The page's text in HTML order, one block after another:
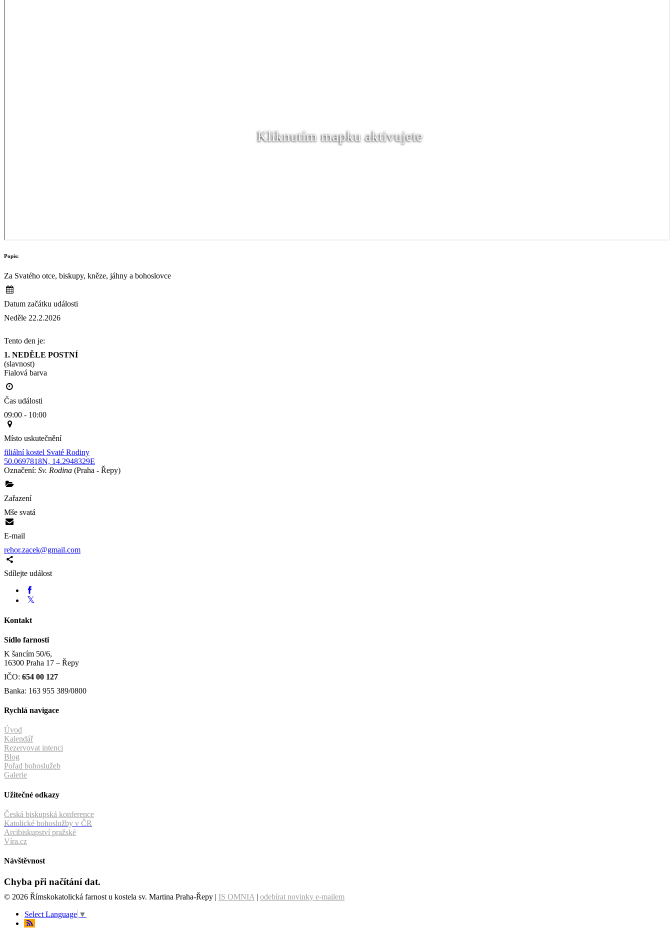
Kliknutím mapku aktivujete
Popis:
Za Svatého otce, biskupy, kněze, jáhny a bohoslovce
Datum začátku události
Neděle 22.2.2026
Tento den je:
1. NEDĚLE POSTNÍ
(slavnost)
Fialová barva
Čas události
09:00 - 10:00
Místo uskutečnění
filiální kostel Svaté Rodiny
50.0697818N, 14.2948329E
Označení: Sv. Rodina (Praha - Řepy)
Zařazení
Mše svatá
E-mail
rehor.zacek@gmail.com
Sdílejte událost
Kontakt
Sídlo farnosti
K šancím 50/6,
16300 Praha 17 – Řepy
IČO: 654 00 127
Banka: 163 955 389/0800
Rychlá navigace
Úvod
Kalendář
Rezervovat intenci
Blog
Pořad bohoslužeb
Galerie
Užitečné odkazy
Česká biskupská konference
Katolické bohoslužby v ČR
Arcibiskupství pražské
Víra.cz
Návštěvnost
Chyba při načítání dat.
© 2026 Římskokatolická farnost u kostela sv. Martina Praha-Řepy | IS OMNIA | odebírat novinky e-mailem
Select Language ▼